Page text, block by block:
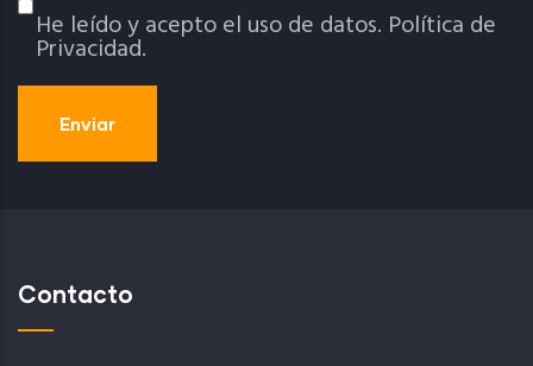
Política De Privacidad
He leído y acepto el uso de datos. Política de
Privacidad.
Contacto